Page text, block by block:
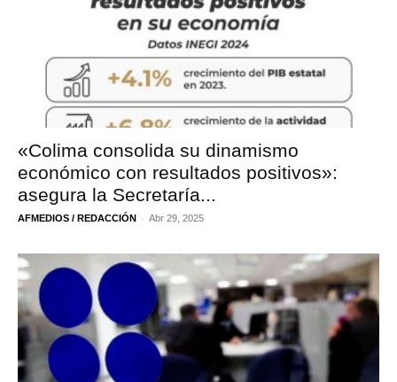
«Colima consolida su dinamismo
económico con resultados positivos»:
asegura la Secretaría...
AFMEDIOS / REDACCIÓN - Abr 29, 2025